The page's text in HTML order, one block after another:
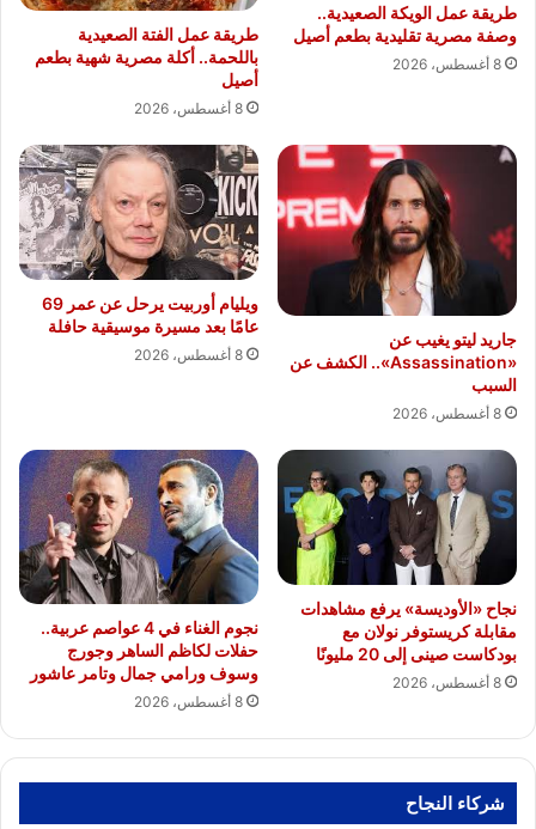
طريقة عمل الويكة الصعيدية..
وصفة مصرية تقليدية بطعم أصيل
8 أغسطس، 2026
طريقة عمل الفتة الصعيدية
باللحمة.. أكلة مصرية شهية بطعم
أصيل
8 أغسطس، 2026
جاريد ليتو يغيب عن
«Assassination».. الكشف عن
السبب
8 أغسطس، 2026
ويليام أوربيت يرحل عن عمر 69
عامًا بعد مسيرة موسيقية حافلة
8 أغسطس، 2026
نجاح «الأوديسة» يرفع مشاهدات
مقابلة كريستوفر نولان مع
بودكاست صينى إلى 20 مليونًا
8 أغسطس، 2026
نجوم الغناء في 4 عواصم عربية..
حفلات لكاظم الساهر وجورج
وسوف ورامي جمال وتامر عاشور
8 أغسطس، 2026
شركاء النجاح